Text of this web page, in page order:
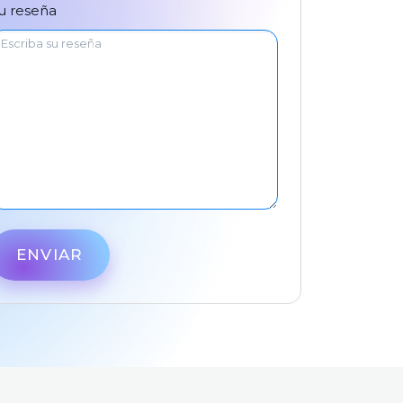
中文
reseña
ENVIAR